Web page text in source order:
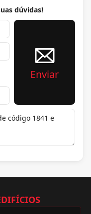
dúvidas!
Enviar